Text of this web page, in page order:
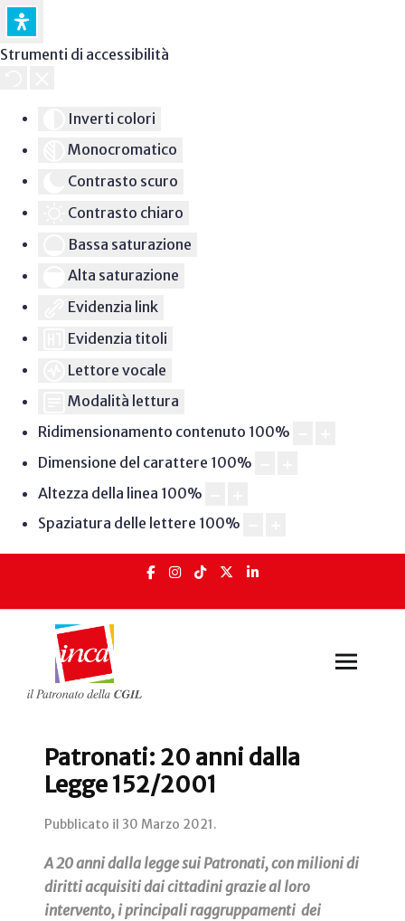
Strumenti di accessibilità
Inverti colori
Monocromatico
Contrasto scuro
Contrasto chiaro
Bassa saturazione
Alta saturazione
Evidenzia link
Evidenzia titoli
Lettore vocale
Modalità lettura
Ridimensionamento contenuto 100%
Dimensione del carattere 100%
Altezza della linea 100%
Spaziatura delle lettere 100%
Patronati: 20 anni dalla
Legge 152/2001
Pubblicato il 30 Marzo 2021.
A 20 anni dalla legge sui Patronati, con milioni di
diritti acquisiti dai cittadini grazie al loro
intervento, i principali raggruppamenti dei